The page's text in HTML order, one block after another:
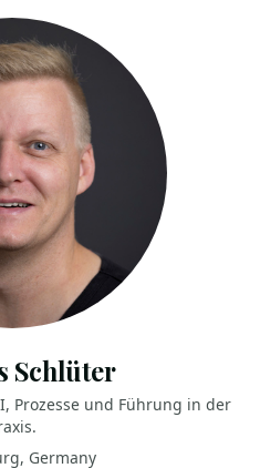
Schlüter
Prozesse und Führung in der
Germany